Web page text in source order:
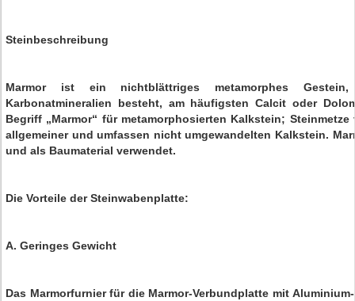
Steinbeschreibung
Marmor ist ein nichtblättriges metamorphes
Karbonatmineralien besteht, am häufigsten Calcit oder
Begriff „Marmor“ für metamorphosierten Kalkstein;
allgemeiner und umfassen nicht umgewandelten Kalkstein.
und als Baumaterial verwendet.
Die Vorteile der Steinwabenplatte:
A. Geringes Gewicht
Das Marmorfurnier für die Marmor-Verbundplatte mit